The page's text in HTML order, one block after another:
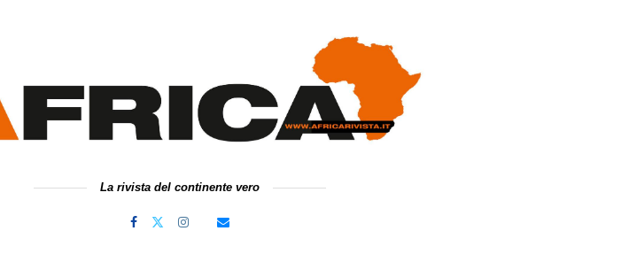
La rivista del continente vero